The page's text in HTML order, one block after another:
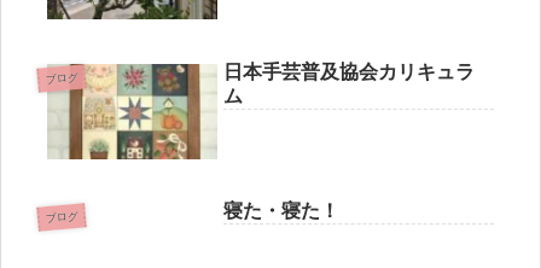
ブログ
日本手芸普及協会カリキュラ
ム
ブログ 寝た・寝た！